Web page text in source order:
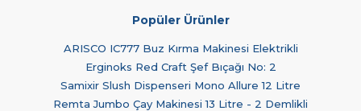
Popüler Ürünler
ARISCO IC777 Buz Kırma Makinesi Elektrikli
Erginoks Red Craft Şef Bıçağı No: 2
Samixir Slush Dispenseri Mono Allure 12 Litre
Remta Jumbo Çay Makinesi 13 Litre - 2 Demlikli